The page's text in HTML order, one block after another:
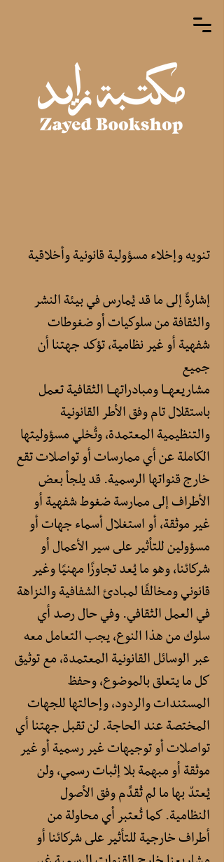
تنويه وإخلاء مسؤولية قانونية وأخلاقية
إشارةً إلى ما قد يُمارس في بيئة النشر
والثقافة من سلوكيات أو ضغوطات
شفهية أو غير نظامية، تؤكد جهتنا أن
جميع
مشاريعهــا ومبادراتهــا الثقافية تعمل
باستقلال تام وفق الأطر القانونية
والتنظيمية المعتمدة، وتُخلي مسؤوليتها
الكاملة عن أي ممارسات أو تواصلات تقع
خارج قنواتها الرسمية. قد يلجأ بعض
الأطراف إلى ممارسة ضغوط شفهية أو
غير موثقة، أو استغلال أسماء جهات أو
مسؤولين للتأثير على سير الأعمال أو
شركائنا، وهو ما يُعد تجاوزًا مهنيًا وغير
قانوني ومخالفًا لمبادئ الشفافية والنزاهة
في العمل الثقافي. وفي حال رصد أي
سلوك من هذا النوع، يجب التعامل معه
عبر الوسائل القانونية المعتمدة، مع توثيق
كل ما يتعلق بالموضوع، وحفظ
المستندات والردود، وإحالتها للجهات
المختصة عند الحاجة. لن تقبل جهتنا أي
تواصلات أو توجيهات غير رسمية أو غير
موثقة أو مبهمة بلا إثبات رسمي، ولن
يُعتدّ بها ما لم تُقدَّم وفق الأصول
النظامية. كما تُعتبر أي محاولة من
أطراف خارجية للتأثير على شركائنا أو